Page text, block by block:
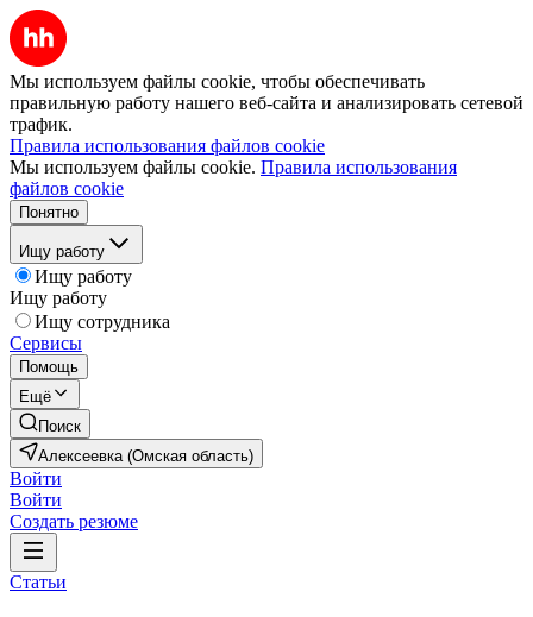
Мы используем файлы cookie, чтобы обеспечивать
правильную работу нашего веб-сайта и анализировать сетевой
трафик.
Правила использования файлов cookie
Мы используем файлы cookie. Правила использования
файлов cookie
Понятно
Ищу работу
Ищу работу
Ищу работу
Ищу сотрудника
Сервисы
Помощь
Ещё
Поиск
Алексеевка (Омская область)
Войти
Войти
Создать резюме
Статьи